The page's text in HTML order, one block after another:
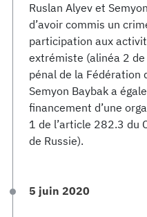
Ruslan Alyev et
d’avoir commis un
participation aux
extrémiste (alinéa 2
pénal de la Fédération
Semyon Baybak a
financement d’une
1 de l’article 282.3 du
de Russie).
5 juin 2020